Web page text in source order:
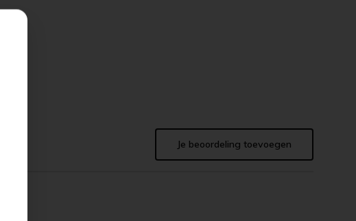
Je beoordeling toevoegen